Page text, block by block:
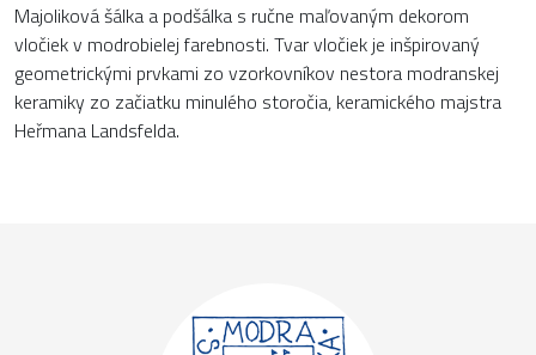
Majoliková šálka a podšálka s ručne maľovaným dekorom
vločiek v modrobielej farebnosti. Tvar vločiek je inšpirovaný
geometrickými prvkami zo vzorkovníkov nestora modranskej
keramiky zo začiatku minulého storočia, keramického majstra
Heřmana Landsfelda.